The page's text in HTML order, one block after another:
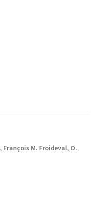
, François M. Froideval, O.